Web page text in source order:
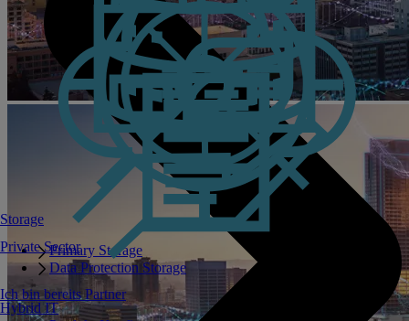
Storage
Primary Storage
Data Protection Storage
Hybrid IT
Private Sector
Ich bin bereits Partner